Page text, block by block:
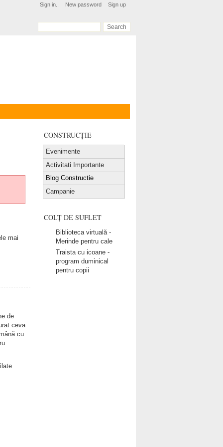
Sign in.. New password Sign up
mai
de
ceva
cu
CONSTRUCȚIE
Evenimente
Activitati Importante
Blog Constructie
Campanie
COLȚ DE SUFLET
Biblioteca virtuală -
Merinde pentru cale
Traista cu icoane -
program duminical
pentru copii